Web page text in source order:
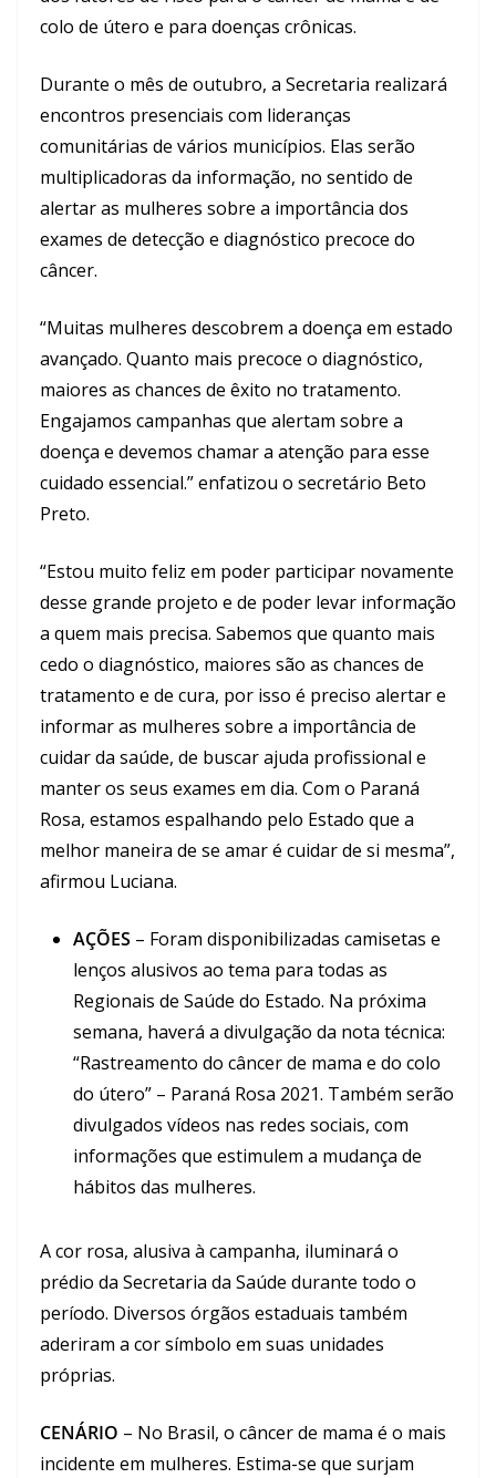
colo de útero e para doenças crônicas.
Durante o mês de outubro, a Secretaria realizará
encontros presenciais com lideranças
comunitárias de vários municípios. Elas serão
multiplicadoras da informação, no sentido de
alertar as mulheres sobre a importância dos
exames de detecção e diagnóstico precoce do
câncer.
“Muitas mulheres descobrem a doença em estado
avançado. Quanto mais precoce o diagnóstico,
maiores as chances de êxito no tratamento.
Engajamos campanhas que alertam sobre a
doença e devemos chamar a atenção para esse
cuidado essencial.” enfatizou o secretário Beto
Preto.
“Estou muito feliz em poder participar novamente
desse grande projeto e de poder levar informação
a quem mais precisa. Sabemos que quanto mais
cedo o diagnóstico, maiores são as chances de
tratamento e de cura, por isso é preciso alertar e
informar as mulheres sobre a importância de
cuidar da saúde, de buscar ajuda profissional e
manter os seus exames em dia. Com o Paraná
Rosa, estamos espalhando pelo Estado que a
melhor maneira de se amar é cuidar de si mesma”,
afirmou Luciana.
AÇÕES – Foram disponibilizadas camisetas e
lenços alusivos ao tema para todas as
Regionais de Saúde do Estado. Na próxima
semana, haverá a divulgação da nota técnica:
“Rastreamento do câncer de mama e do colo
do útero” – Paraná Rosa 2021. Também serão
divulgados vídeos nas redes sociais, com
informações que estimulem a mudança de
hábitos das mulheres.
A cor rosa, alusiva à campanha, iluminará o
prédio da Secretaria da Saúde durante todo o
período. Diversos órgãos estaduais também
aderiram a cor símbolo em suas unidades
próprias.
CENÁRIO – No Brasil, o câncer de mama é o mais
incidente em mulheres. Estima-se que surjam